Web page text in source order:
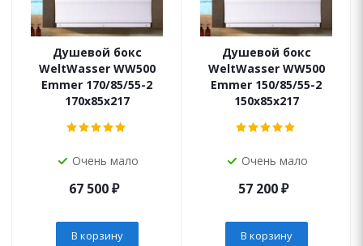
Душевой бокс
WeltWasser WW500
Emmer 170/85/55-2
170х85х217
Очень мало
67 500₽
В корзину
Душевой бокс
WeltWasser WW500
Emmer 150/85/55-2
150х85х217
Очень мало
57 200₽
В корзину